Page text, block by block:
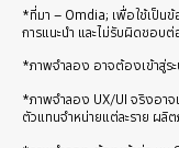
*ที่มา – Omdia; เพื่อใช้เป็น
การแนะนำ และไม่รับผิดชอบต่
*ภาพจำลอง อาจต้องเข้าสู่ร
*ภาพจำลอง UX/UI จริงอา
ตัวแทนจำหน่ายแต่ละราย ผ